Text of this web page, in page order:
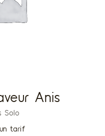
Anis
Solo
tarif